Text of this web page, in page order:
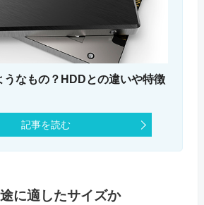
うなもの？HDDとの違いや特徴
記事を読む
に適したサイズか